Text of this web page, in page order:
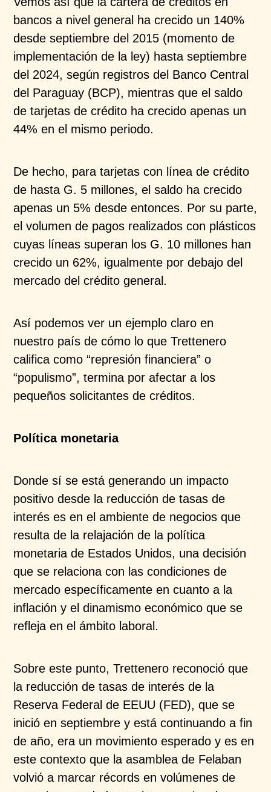
bancos a nivel general ha crecido un 140%
desde septiembre del 2015 (momento de
implementación de la ley) hasta septiembre
del 2024, según registros del Banco Central
del Paraguay (BCP), mientras que el saldo
de tarjetas de crédito ha crecido apenas un
44% en el mismo periodo.
De hecho, para tarjetas con línea de crédito
de hasta G. 5 millones, el saldo ha crecido
apenas un 5% desde entonces. Por su parte,
el volumen de pagos realizados con plásticos
cuyas líneas superan los G. 10 millones han
crecido un 62%, igualmente por debajo del
mercado del crédito general.
Así podemos ver un ejemplo claro en
nuestro país de cómo lo que Trettenero
califica como “represión financiera” o
“populismo”, termina por afectar a los
pequeños solicitantes de créditos.
Política monetaria
Donde sí se está generando un impacto
positivo desde la reducción de tasas de
interés es en el ambiente de negocios que
resulta de la relajación de la política
monetaria de Estados Unidos, una decisión
que se relaciona con las condiciones de
mercado específicamente en cuanto a la
inflación y el dinamismo económico que se
refleja en el ámbito laboral.
Sobre este punto, Trettenero reconoció que
la reducción de tasas de interés de la
Reserva Federal de EEUU (FED), que se
inició en septiembre y está continuando a fin
de año, era un movimiento esperado y es en
este contexto que la asamblea de Felaban
volvió a marcar récords en volúmenes de